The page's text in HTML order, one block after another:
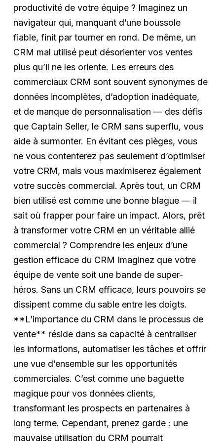
productivité de votre équipe ? Imaginez un
navigateur qui, manquant d’une boussole
fiable, finit par tourner en rond. De même, un
CRM mal utilisé peut désorienter vos ventes
plus qu’il ne les oriente. Les erreurs des
commerciaux CRM sont souvent synonymes de
données incomplètes, d’adoption inadéquate,
et de manque de personnalisation — des défis
que Captain Seller, le CRM sans superflu, vous
aide à surmonter. En évitant ces pièges, vous
ne vous contenterez pas seulement d’optimiser
votre CRM, mais vous maximiserez également
votre succès commercial. Après tout, un CRM
bien utilisé est comme une bonne blague — il
sait où frapper pour faire un impact. Alors, prêt
à transformer votre CRM en un véritable allié
commercial ? Comprendre les enjeux d’une
gestion efficace du CRM Imaginez que votre
équipe de vente soit une bande de super-
héros. Sans un CRM efficace, leurs pouvoirs se
dissipent comme du sable entre les doigts.
**L’importance du CRM dans le processus de
vente** réside dans sa capacité à centraliser
les informations, automatiser les tâches et offrir
une vue d’ensemble sur les opportunités
commerciales. C’est comme une baguette
magique pour vos données clients,
transformant les prospects en partenaires à
long terme. Cependant, prenez garde : une
mauvaise utilisation du CRM pourrait